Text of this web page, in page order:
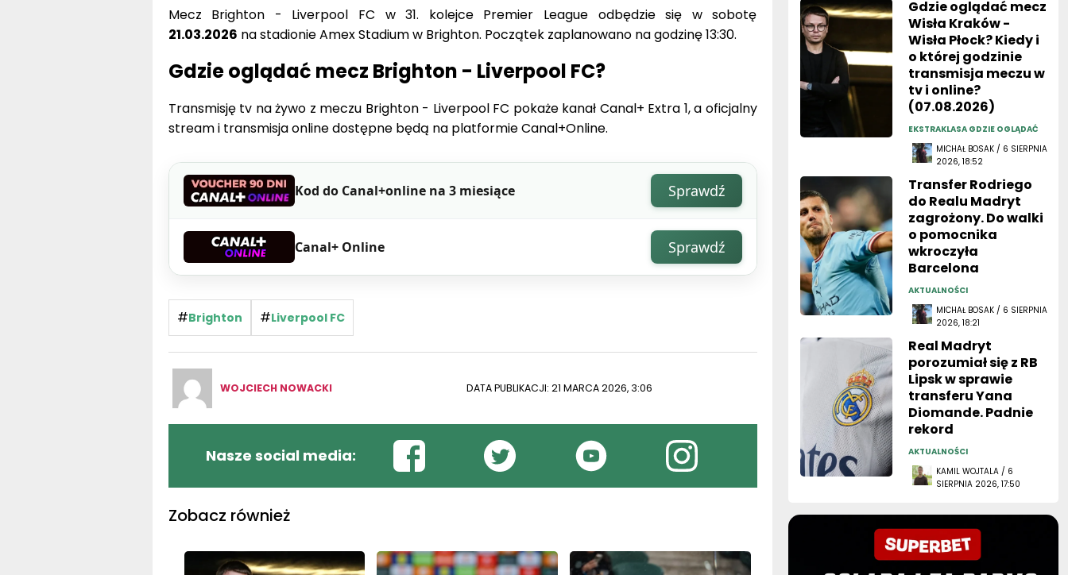
Gdzie oglądać mecz Brighton - Liverpool FC?
Transmisję tv na żywo z meczu Brighton - Liverpool FC pokaże kanał Canal+ Extra 1, a oficjalny
Kod do Canal+online na 3 miesiące Sprawdź
Nasze social media:
Zobacz również
Wisła Płock? Kiedy i
o której godzinie
transmisja meczu w
tv i online?
(07.08.2026)
EKSTRAKLASA GDZIE OGLĄDAĆ
2026, 18:52
Transfer Rodriego
do Realu Madryt
zagrożony. Do walki
o pomocnika
wkroczyła
Barcelona
AKTUALNOŚCI
2026, 18:21
Real Madryt
porozumiał się z RB
Lipsk w sprawie
transferu Yana
Diomande. Padnie
rekord
AKTUALNOŚCI
SIERPNIA 2026, 17:50